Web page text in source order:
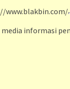
www.blakbin.com/
media informasi